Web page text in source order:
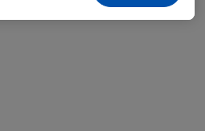
dem Speichern von